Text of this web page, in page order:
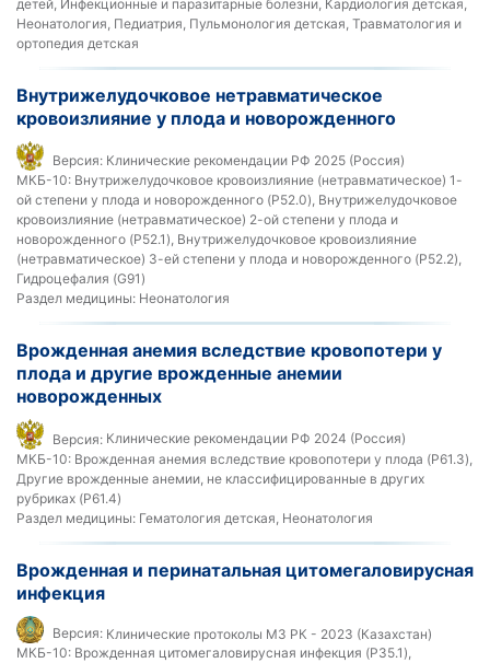
детей, Инфекционные и паразитарные болезни, Кардиология детская,
Неонатология, Педиатрия, Пульмонология детская, Травматология и
ортопедия детская
Внутрижелудочковое нетравматическое
кровоизлияние у плода и новорожденного
Версия: Клинические рекомендации РФ 2025 (Россия)
МКБ-10: Внутрижелудочковое кровоизлияние (нетравматическое) 1-
ой степени у плода и новорожденного (P52.0), Внутрижелудочковое
кровоизлияние (нетравматическое) 2-ой степени у плода и
новорожденного (P52.1), Внутрижелудочковое кровоизлияние
(нетравматическое) 3-ей степени у плода и новорожденного (P52.2),
Гидроцефалия (G91)
Раздел медицины: Неонатология
Врожденная анемия вследствие кровопотери у
плода и другие врожденные анемии
новорожденных
Версия: Клинические рекомендации РФ 2024 (Россия)
МКБ-10: Врожденная анемия вследствие кровопотери у плода (P61.3),
Другие врожденные анемии, не классифицированные в других
рубриках (P61.4)
Раздел медицины: Гематология детская, Неонатология
Врожденная и перинатальная цитомегаловирусная
инфекция
Версия: Клинические протоколы МЗ РК - 2023 (Казахстан)
МКБ-10: Врожденная цитомегаловирусная инфекция (P35.1),